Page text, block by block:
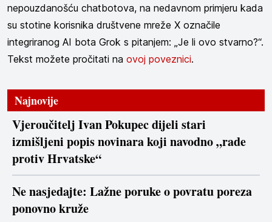
nepouzdanošću chatbotova, na nedavnom primjeru kada
su stotine korisnika društvene mreže X označile
integriranog AI bota Grok s pitanjem: „Je li ovo stvarno?“.
Tekst možete pročitati na ovoj poveznici.
Najnovije
Vjeroučitelj Ivan Pokupec dijeli stari
izmišljeni popis novinara koji navodno „rade
protiv Hrvatske“
Ne nasjedajte: Lažne poruke o povratu poreza
ponovno kruže